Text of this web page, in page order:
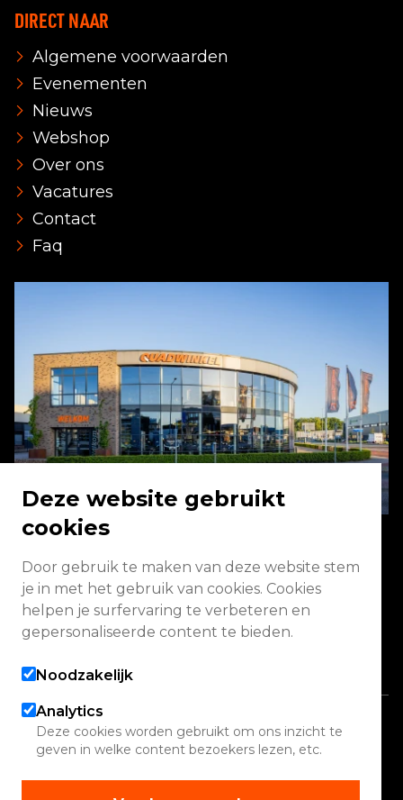
DIRECT NAAR
Algemene voorwaarden
Evenementen
Nieuws
Webshop
Over ons
Vacatures
Contact
Faq
Energieweg 2 3771 NA Barneveld
Vandaag gesloten
Copyright 2026 Quadwinkel
Cookie instellingen
Contact
Deze website gebruikt
cookies
Door gebruik te maken van deze website stem
je in met het gebruik van cookies. Cookies
helpen je surfervaring te verbeteren en
gepersonaliseerde content te bieden.
Noodzakelijk
Analytics
Deze cookies worden gebruikt om ons inzicht te
geven in welke content bezoekers lezen, etc.